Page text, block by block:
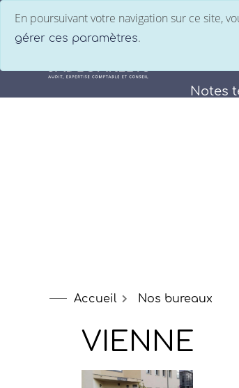
En poursuivant votre navigation sur ce site,
gérer ces paramètres.
Notes
Accueil Nos bureaux
VIENNE